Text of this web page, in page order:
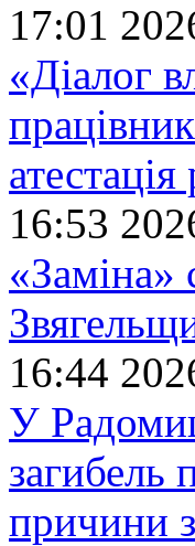
17:01
«Діалог
16:53
«Заміна»
16:44
У
загибель
причини